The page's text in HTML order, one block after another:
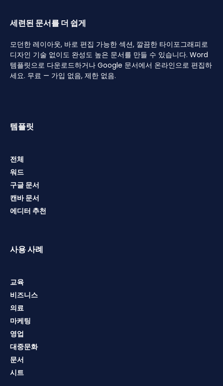
세련된 문서를 더 쉽게
모던한 레이아웃, 바로 편집 가능한 섹션, 깔끔한 타이포그래피로
디자인 기술 없이도 완성도 높은 문서를 만들 수 있습니다. Word
템플릿으로 다운로드하거나 Google 문서에서 온라인으로 편집하
세요. 무료 — 가입 없음, 제한 없음.
템플릿
전체
워드
구글 문서
캔바 문서
에디터 추천
사용 사례
교육
비즈니스
의료
마케팅
영업
대중문화
문서
시트